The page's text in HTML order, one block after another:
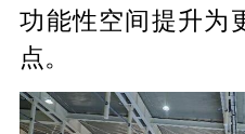
功能性空间提升为
点。